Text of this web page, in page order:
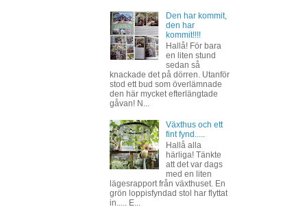
Den har kommit,
den har
kommit!!!!
Hallå! För bara
en liten stund
sedan så
knackade det på dörren. Utanför
stod ett bud som överlämnade
den här mycket efterlängtade
gåvan! N...
Växthus och ett
fint fynd.....
Hallå alla
härliga! Tänkte
att det var dags
med en liten
lägesrapport från växthuset. En
grön loppisfyndad stol har flyttat
in..... E...